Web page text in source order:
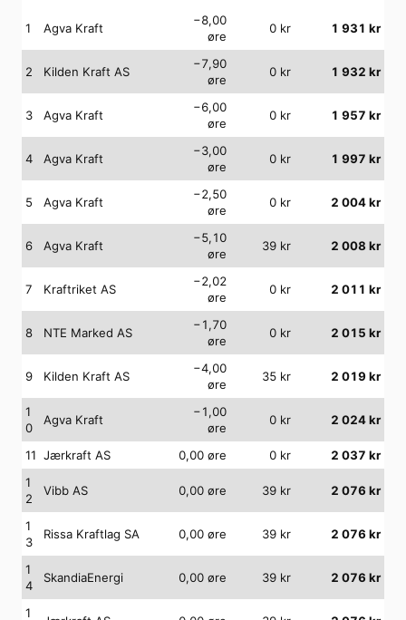
1 Agva Kraft
−8,00
øre
0 kr 1 931 kr
2 Kilden Kraft AS
−7,90
øre
0 kr 1 932 kr
3 Agva Kraft
−6,00
øre
0 kr 1 957 kr
4 Agva Kraft
−3,00
øre
0 kr 1 997 kr
5 Agva Kraft
−2,50
øre
0 kr 2 004kr
6 Agva Kraft
−5,10
øre
39 kr 2 008 kr
7 Kraftriket AS
−2,02
øre
0 kr 2 011 kr
8 NTE Marked AS
−1,70
øre
0 kr 2 015 kr
9 Kilden Kraft AS
−4,00
øre
35 kr 2 019 kr
1
0
Agva Kraft
−1,00
øre
0 kr 2 024kr
11 Jærkraft AS 0,00 øre 0 kr 2 037 kr
1
2
Vibb AS 0,00 øre 39 kr 2 076 kr
1
3
Rissa Kraftlag SA 0,00 øre 39 kr 2 076 kr
1
4
SkandiaEnergi 0,00 øre 39 kr 2 076 kr
1